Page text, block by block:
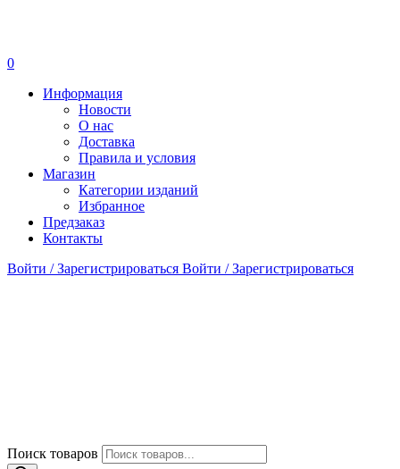
0
Информация
Новости
О нас
Доставка
Правила и условия
Магазин
Категории изданий
Избранное
Предзаказ
Контакты
Войти / Зарегистрироваться Войти / Зарегистрироваться
Поиск товаров